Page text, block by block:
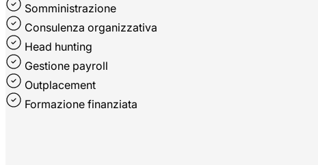
Somministrazione
Consulenza organizzativa
Head hunting
Gestione payroll
Outplacement
Formazione finanziata